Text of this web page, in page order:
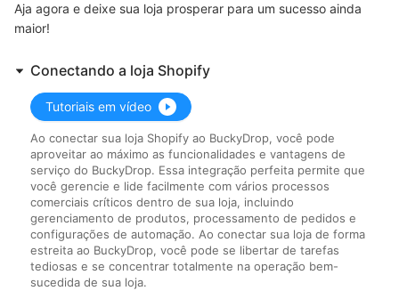
Aja agora e deixe sua loja prosperar para um sucesso ainda
maior!
Conectando a loja Shopify
Tutoriais em vídeo
Ao conectar sua loja Shopify ao BuckyDrop, você pode
aproveitar ao máximo as funcionalidades e vantagens de
serviço do BuckyDrop. Essa integração perfeita permite que
você gerencie e lide facilmente com vários processos
comerciais críticos dentro de sua loja, incluindo
gerenciamento de produtos, processamento de pedidos e
configurações de automação. Ao conectar sua loja de forma
estreita ao BuckyDrop, você pode se libertar de tarefas
tediosas e se concentrar totalmente na operação bem-
sucedida de sua loja.